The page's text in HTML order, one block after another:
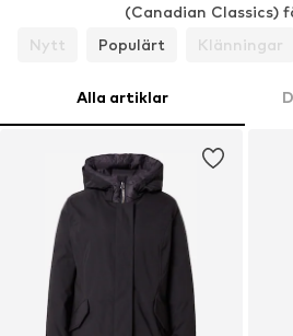
(Canadian Classics)
Nytt
Populärt Klänningar
Alla artiklar